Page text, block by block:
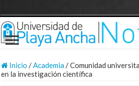
Inicio /Academia/Comunidad
en la investigación científica